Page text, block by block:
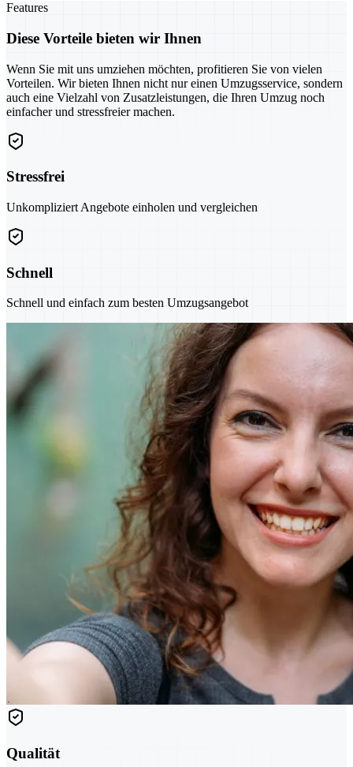
Features
Diese Vorteile bieten wir Ihnen
Wenn Sie mit uns umziehen möchten, profitieren Sie von vielen
Vorteilen. Wir bieten Ihnen nicht nur einen Umzugsservice, sondern
auch eine Vielzahl von Zusatzleistungen, die Ihren Umzug noch
einfacher und stressfreier machen.
Stressfrei
Unkompliziert Angebote einholen und vergleichen
Schnell
Schnell und einfach zum besten Umzugsangebot
Qualität